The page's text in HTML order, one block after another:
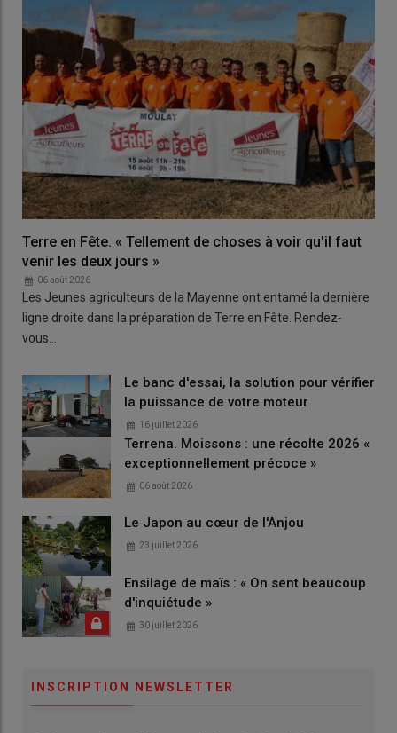
Terre en Fête. « Tellement de choses à voir qu'il faut
venir les deux jours »
06 août 2026
Les Jeunes agriculteurs de la Mayenne ont entamé la dernière
ligne droite dans la préparation de Terre en Fête. Rendez-
vous…
Le banc d'essai, la solution pour vérifier
la puissance de votre moteur
16 juillet 2026
Terrena. Moissons : une récolte 2026 «
exceptionnellement précoce »
06 août 2026
Le Japon au cœur de l'Anjou
23 juillet 2026
Ensilage de maïs : « On sent beaucoup
d'inquiétude »
30 juillet 2026
INSCRIPTION NEWSLETTER